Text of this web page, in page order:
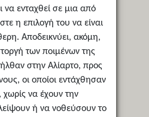
να ενταχθεί σε μια από
η επιλογή του να είναι
Αποδεικνύει, ακόμη,
των ποιμένων της
στην Αλίαρτο, προς
οι οποίοι εντάχθησαν
χωρίς να έχουν την
ή να νοθεύσουν το